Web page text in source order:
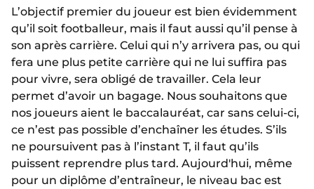
L’objectif premier du joueur est bien évidemment
qu’il soit footballeur, mais il faut aussi qu’il pense à
son après carrière. Celui qui n’y arrivera pas, ou qui
fera une plus petite carrière qui ne lui suffira pas
pour vivre, sera obligé de travailler. Cela leur
permet d’avoir un bagage. Nous souhaitons que
nos joueurs aient le baccalauréat, car sans celui-ci,
ce n’est pas possible d’enchaîner les études. S’ils
ne poursuivent pas à l’instant T, il faut qu’ils
puissent reprendre plus tard. Aujourd'hui, même
pour un diplôme d’entraîneur, le niveau bac est